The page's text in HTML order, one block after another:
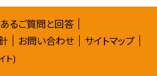
あるご質問と回答
お問い合わせ
サイトマップ
ト)